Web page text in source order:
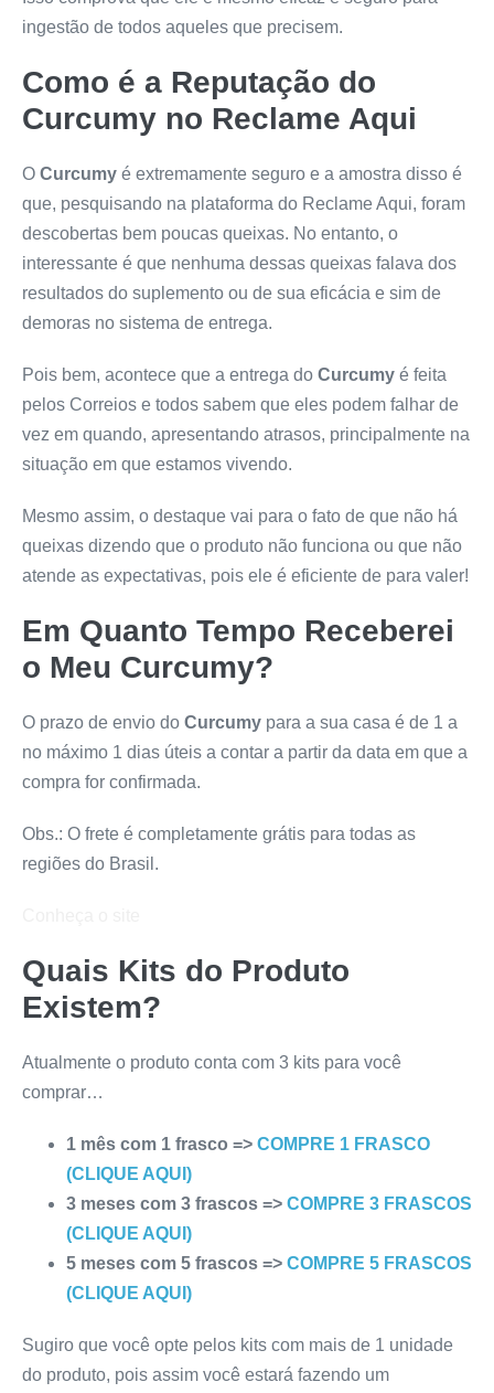
ingestão de todos aqueles que precisem.
Como é a Reputação do
Curcumy no Reclame Aqui
O Curcumy é extremamente seguro e a amostra disso é
que, pesquisando na plataforma do Reclame Aqui, foram
descobertas bem poucas queixas. No entanto, o
interessante é que nenhuma dessas queixas falava dos
resultados do suplemento ou de sua eficácia e sim de
demoras no sistema de entrega.
Pois bem, acontece que a entrega do Curcumy é feita
pelos Correios e todos sabem que eles podem falhar de
vez em quando, apresentando atrasos, principalmente na
situação em que estamos vivendo.
Mesmo assim, o destaque vai para o fato de que não há
queixas dizendo que o produto não funciona ou que não
atende as expectativas, pois ele é eficiente de para valer!
Em Quanto Tempo Receberei
o Meu Curcumy?
O prazo de envio do Curcumy para a sua casa é de 1 a
no máximo 1 dias úteis a contar a partir da data em que a
compra for confirmada.
Obs.: O frete é completamente grátis para todas as
regiões do Brasil.
Quais Kits do Produto
Existem?
Atualmente o produto conta com 3 kits para você
comprar…
1 mês com 1 frasco => COMPRE 1 FRASCO
(CLIQUE AQUI)
3 meses com 3 frascos => COMPRE 3 FRASCOS
(CLIQUE AQUI)
5 meses com 5 frascos => COMPRE 5 FRASCOS
(CLIQUE AQUI)
Sugiro que você opte pelos kits com mais de 1 unidade
do produto, pois assim você estará fazendo um